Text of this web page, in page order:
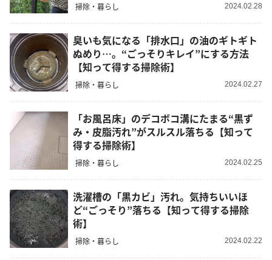
掃除・暮らし 2024.02.28
臭いも気になる「排水口」の油のギトギト
ぬめり…。“ごっそりキレイ”にする方法
【知って得する掃除術】
掃除・暮らし 2024.02.27
「お風呂床」のデコボコ溝にたまる“黒ず
み・皮脂汚れ”がスルスル落ちる【知って
得する掃除術】
掃除・暮らし 2024.02.25
洗濯槽の「黒カビ」汚れ。気持ちいいほ
ど“ごっそり”落ちる【知って得する掃除
術】
掃除・暮らし 2024.02.22